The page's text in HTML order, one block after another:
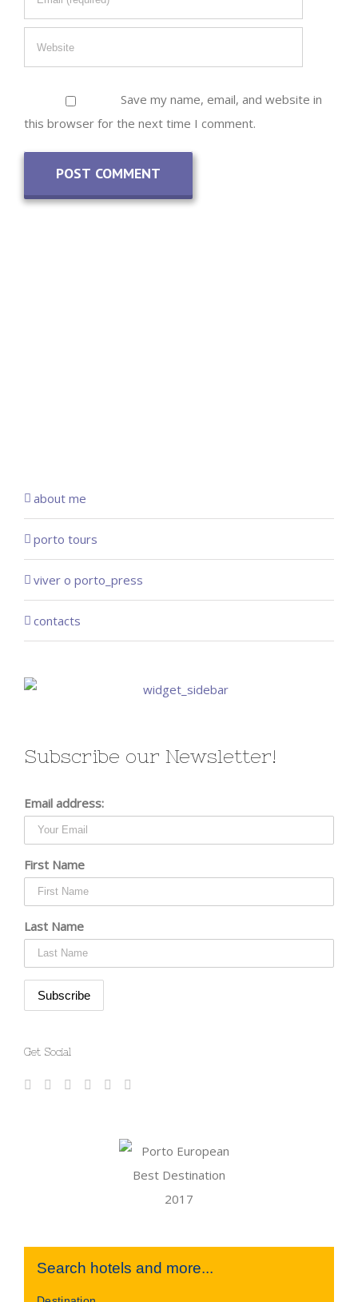
Save my name, email, and website in
this browser for the next time I comment.
about me
porto tours
viver o porto_press
contacts
Subscribe our Newsletter!
Email address:
First Name
Last Name
Get Social
Search hotels and more...